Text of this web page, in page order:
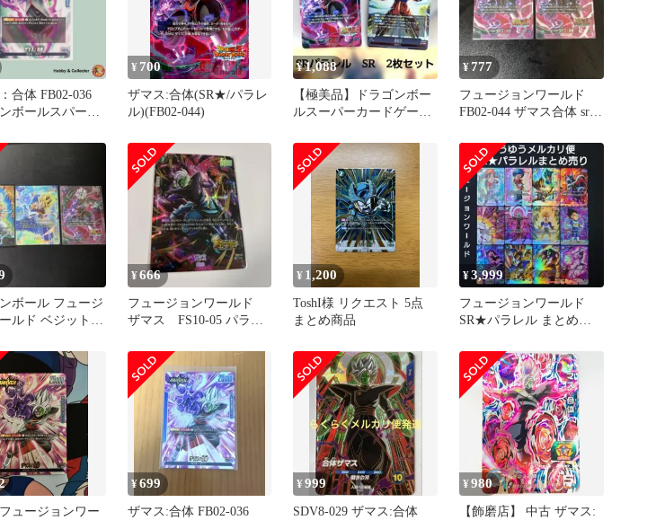
合体 FB02-036
ボールスパーカ
¥ 700
ザマス:合体(SR★/パラレ
ル)(FB02-044)
¥1,088
【極美品】ドラゴンボー
ルスーパーカードゲー
ド sr 2枚
¥ 777
フュージョンワールド
FB02-044 ザマス合体 sr
ボール フュージ
ルド ベジット
¥666
フュージョンワールド
ザマス FS10-05 パラレ
¥ 1,200
ToshI様 リクエスト 5点
まとめ商品
¥3,999
フュージョンワールド
SR★パラレル まとめ売
ュージョンワー
¥699
ザマス:合体 FB02-036
¥999
SDV8-029 ザマス:合体
¥980
【飾磨店】 中古 ザマス: